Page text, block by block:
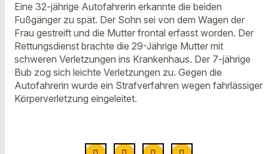
Eine 32-jährige Autofahrerin erkannte die beiden
Fußgänger zu spät. Der Sohn sei von dem Wagen der
Frau gestreift und die Mutter frontal erfasst worden. Der
Rettungsdienst brachte die 29-Jährige Mutter mit
schweren Verletzungen ins Krankenhaus. Der 7-jährige
Bub zog sich leichte Verletzungen zu. Gegen die
Autofahrerin wurde ein Strafverfahren wegen fahrlässiger
Körperverletzung eingeleitet.